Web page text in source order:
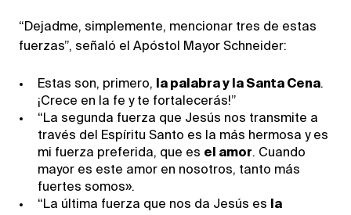
“Dejadme, simplemente, mencionar tres de estas
fuerzas”, señaló el Apóstol Mayor Schneider:
Estas son, primero, la palabra y la Santa Cena.
¡Crece en la fe y te fortalecerás!”
“La segunda fuerza que Jesús nos transmite a
través del Espíritu Santo es la más hermosa y es
mi fuerza preferida, que es el amor. Cuando
mayor es este amor en nosotros, tanto más
fuertes somos».
“La última fuerza que nos da Jesús es
la